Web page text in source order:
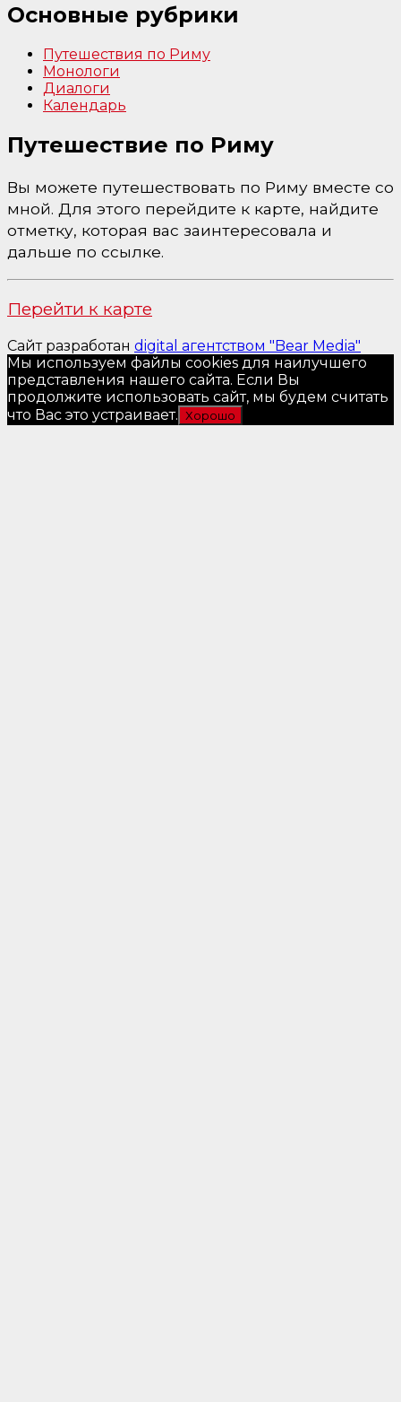
Основные рубрики
Путешествия по Риму
Монологи
Диалоги
Календарь
Путешествие по Риму
Вы можете путешествовать по Риму вместе со
мной. Для этого перейдите к карте, найдите
отметку, которая вас заинтересовала и
дальше по ссылке.
Перейти к карте
Сайт разработан digital агентством "Bear Media"
Мы используем файлы cookies для наилучшего
представления нашего сайта. Если Вы
продолжите использовать сайт, мы будем считать
что Вас это устраивает. Хорошо